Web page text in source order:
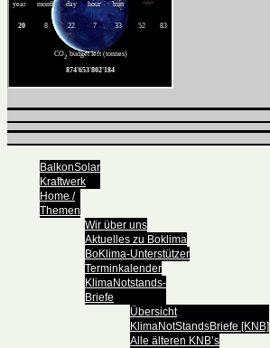
BalkonSolar
Kraftwerk
Home /
Themen
Wir über uns
Aktuelles zu Boklima
BoKlima-Unterstützer
Terminkalender
KlimaNotstands-
Briefe
Übersicht
KlimaNotStandsBriefe [KNB]
Alle älteren KNB’s